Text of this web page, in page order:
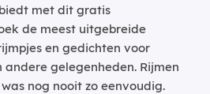
met dit gratis
de meest uitgebreide
en gedichten voor
andere gelegenheden. Rijmen
nog nooit zo eenvoudig.